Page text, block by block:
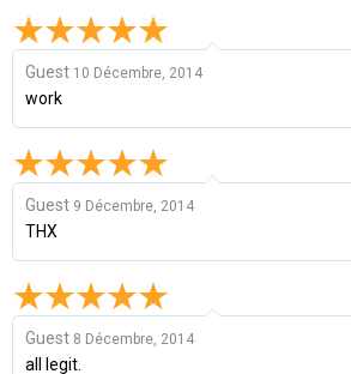
Guest 10 Décembre, 2014
work
Guest 9 Décembre, 2014
THX
Guest 8 Décembre, 2014
all legit.